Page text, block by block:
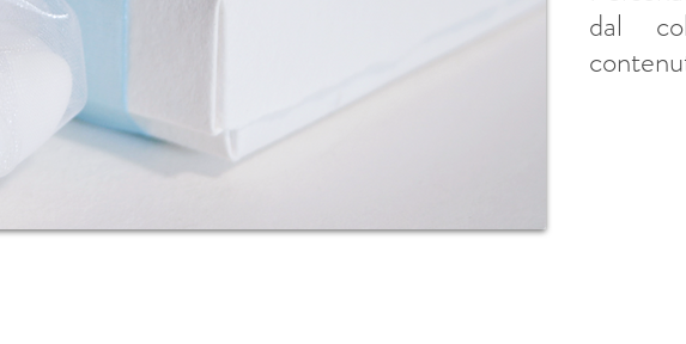
dal